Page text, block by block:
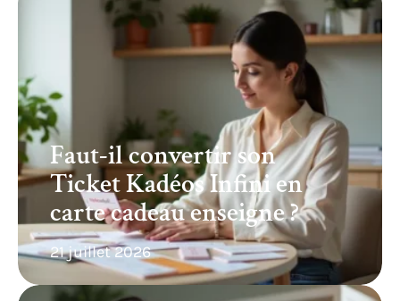
Faut-il convertir son
Ticket Kadéos Infini en
carte cadeau enseigne ?
21 juillet 2026